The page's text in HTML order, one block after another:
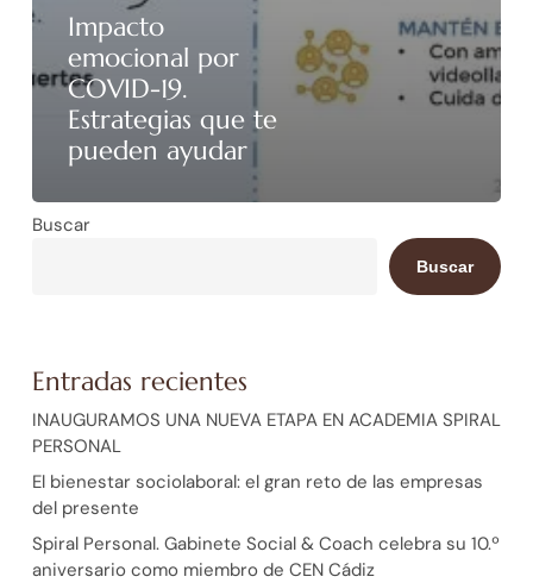
Impacto
emocional por
COVID-19.
Estrategias que te
pueden ayudar
Buscar
Buscar
Entradas recientes
INAUGURAMOS UNA NUEVA ETAPA EN ACADEMIA SPIRAL
PERSONAL
El bienestar sociolaboral: el gran reto de las empresas
del presente
Spiral Personal. Gabinete Social & Coach celebra su 10.º
aniversario como miembro de CEN Cádiz